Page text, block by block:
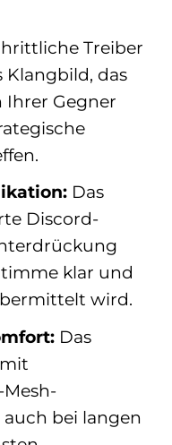
Treiber
Klangbild, das
Ihrer Gegner
Das
Discord-
klar und
wird.
Das
bei langen